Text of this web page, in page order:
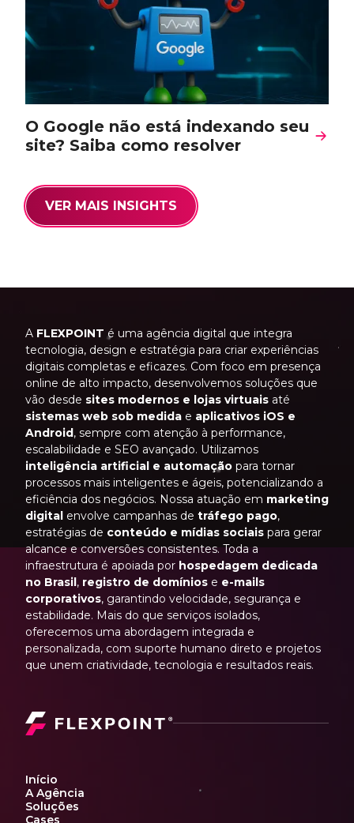
O Google não está indexando seu
site? Saiba como resolver
VER MAIS INSIGHTS
A FLEXPOINT é uma agência digital que integra
tecnologia, design e estratégia para criar experiências
digitais completas e eficazes. Com foco em presença
online de alto impacto, desenvolvemos soluções que
vão desde sites modernos e lojas virtuais até
sistemas web sob medida e aplicativos iOS e
Android, sempre com atenção à performance,
escalabilidade e SEO avançado. Utilizamos
inteligência artificial e automação para tornar
processos mais inteligentes e ágeis, potencializando a
eficiência dos negócios. Nossa atuação em marketing
digital envolve campanhas de tráfego pago,
estratégias de conteúdo e mídias sociais para gerar
alcance e conversões consistentes. Toda a
infraestrutura é apoiada por hospedagem dedicada
no Brasil, registro de domínios e e-mails
corporativos, garantindo velocidade, segurança e
estabilidade. Mais do que serviços isolados,
oferecemos uma abordagem integrada e
personalizada, com suporte humano direto e projetos
que unem criatividade, tecnologia e resultados reais.
Início
A Agência
Soluções
Cases